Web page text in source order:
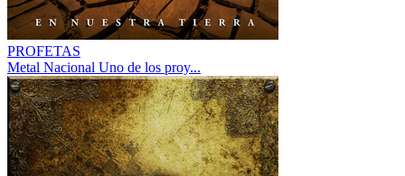
PROFETAS
Metal Nacional Uno de los proy...